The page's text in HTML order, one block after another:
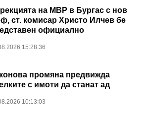
на МВР в Бургас с нов
ст. комисар Христо Илчев бе
официално
15:28:36
промяна предвижда
с имоти да станат ад
10:13:03